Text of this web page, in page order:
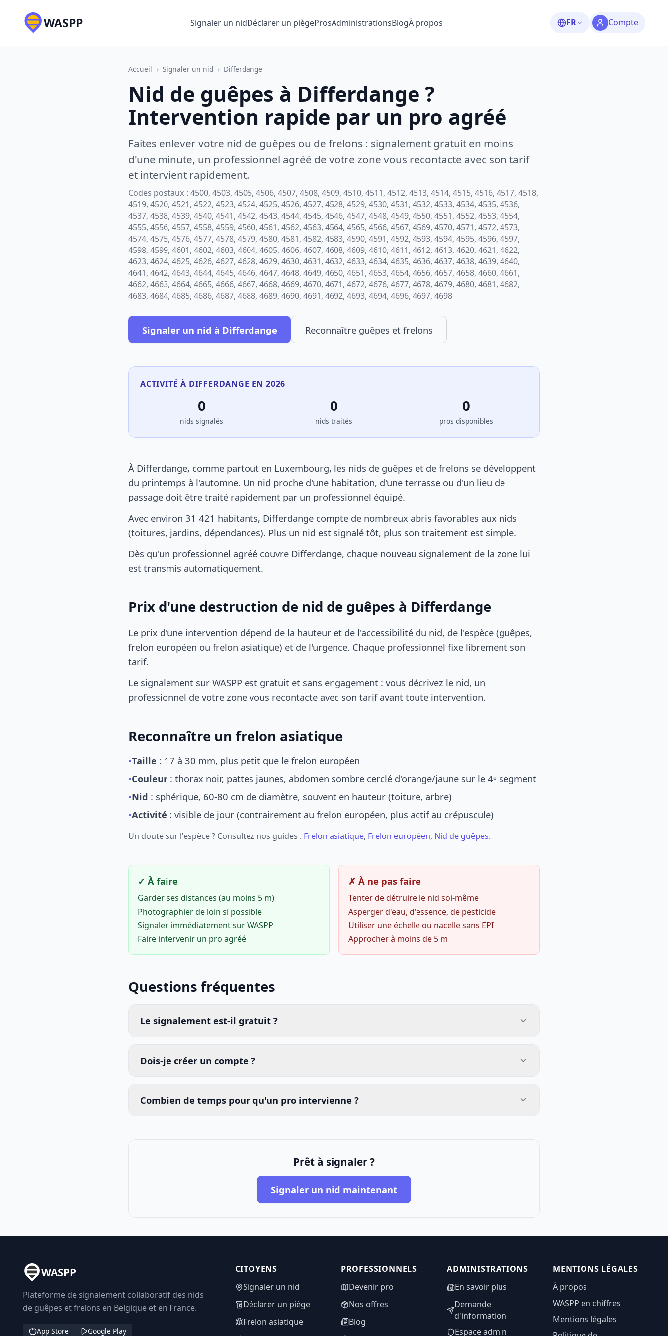
WASPP Signaler un nidDéclarer un piègeProsAdministrationsBlogÀ propos FR Compte
Accueil › Signaler un nid › Differdange
Nid de guêpes à Differdange ?
Intervention rapide par un pro agréé
Faites enlever votre nid de guêpes ou de frelons : signalement gratuit en moins
d'une minute, un professionnel agréé de votre zone vous recontacte avec son tarif
et intervient rapidement.
Codes postaux : 4500, 4503, 4505, 4506, 4507, 4508, 4509, 4510, 4511, 4512, 4513, 4514, 4515, 4516, 4517, 4518,
4519, 4520, 4521, 4522, 4523, 4524, 4525, 4526, 4527, 4528, 4529, 4530, 4531, 4532, 4533, 4534, 4535, 4536,
4537, 4538, 4539, 4540, 4541, 4542, 4543, 4544, 4545, 4546, 4547, 4548, 4549, 4550, 4551, 4552, 4553, 4554,
4555, 4556, 4557, 4558, 4559, 4560, 4561, 4562, 4563, 4564, 4565, 4566, 4567, 4569, 4570, 4571, 4572, 4573,
4574, 4575, 4576, 4577, 4578, 4579, 4580, 4581, 4582, 4583, 4590, 4591, 4592, 4593, 4594, 4595, 4596, 4597,
4598, 4599, 4601, 4602, 4603, 4604, 4605, 4606, 4607, 4608, 4609, 4610, 4611, 4612, 4613, 4620, 4621, 4622,
4623, 4624, 4625, 4626, 4627, 4628, 4629, 4630, 4631, 4632, 4633, 4634, 4635, 4636, 4637, 4638, 4639, 4640,
4641, 4642, 4643, 4644, 4645, 4646, 4647, 4648, 4649, 4650, 4651, 4653, 4654, 4656, 4657, 4658, 4660, 4661,
4662, 4663, 4664, 4665, 4666, 4667, 4668, 4669, 4670, 4671, 4672, 4676, 4677, 4678, 4679, 4680, 4681, 4682,
4683, 4684, 4685, 4686, 4687, 4688, 4689, 4690, 4691, 4692, 4693, 4694, 4696, 4697, 4698
Signaler un nid à Differdange Reconnaître guêpes et frelons
ACTIVITÉ À DIFFERDANGE EN 2026
0
nids signalés
0
nids traités
0
pros disponibles
À Differdange, comme partout en Luxembourg, les nids de guêpes et de frelons se développent
du printemps à l'automne. Un nid proche d'une habitation, d'une terrasse ou d'un lieu de
passage doit être traité rapidement par un professionnel équipé.
Avec environ 31 421 habitants, Differdange compte de nombreux abris favorables aux nids
(toitures, jardins, dépendances). Plus un nid est signalé tôt, plus son traitement est simple.
Dès qu'un professionnel agréé couvre Differdange, chaque nouveau signalement de la zone lui
est transmis automatiquement.
Prix d'une destruction de nid de guêpes à Differdange
Le prix d'une intervention dépend de la hauteur et de l'accessibilité du nid, de l'espèce (guêpes,
frelon européen ou frelon asiatique) et de l'urgence. Chaque professionnel fixe librement son
tarif.
Le signalement sur WASPP est gratuit et sans engagement : vous décrivez le nid, un
professionnel de votre zone vous recontacte avec son tarif avant toute intervention.
Reconnaître un frelon asiatique
•Taille : 17 à 30 mm, plus petit que le frelon européen
•Couleur : thorax noir, pattes jaunes, abdomen sombre cerclé d'orange/jaune sur le 4ᵉ segment
•Nid : sphérique, 60-80 cm de diamètre, souvent en hauteur (toiture, arbre)
•Activité : visible de jour (contrairement au frelon européen, plus actif au crépuscule)
Un doute sur l'espèce ? Consultez nos guides : Frelon asiatique, Frelon européen, Nid de guêpes.
✓ À faire
Garder ses distances (au moins 5 m)
Photographier de loin si possible
Signaler immédiatement sur WASPP
Faire intervenir un pro agréé
✗ À ne pas faire
Tenter de détruire le nid soi-même
Asperger d'eau, d'essence, de pesticide
Utiliser une échelle ou nacelle sans EPI
Approcher à moins de 5 m
Questions fréquentes
Le signalement est-il gratuit ?
Dois-je créer un compte ?
Combien de temps pour qu'un pro intervienne ?
Prêt à signaler ?
Signaler un nid maintenant
WASPP
Plateforme de signalement collaboratif des nids
de guêpes et frelons en Belgique et en France.
App Store Google Play
CITOYENS
Signaler un nid
Déclarer un piège
Frelon asiatique
PROFESSIONNELS
Devenir pro
Nos offres
Blog
ADMINISTRATIONS
En savoir plus
Demande
d'information
Espace admin
MENTIONS LÉGALES
À propos
WASPP en chiffres
Mentions légales